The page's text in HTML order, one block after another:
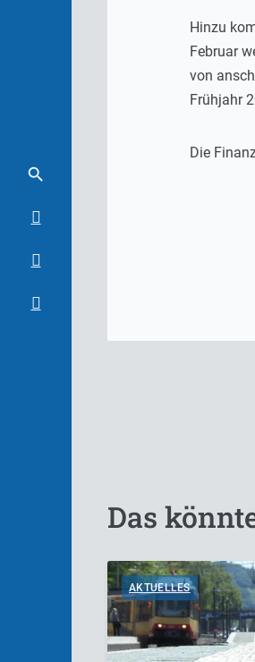
Hinzu
Februar
von
Frühjahr
Die
Das
AKTUELLES